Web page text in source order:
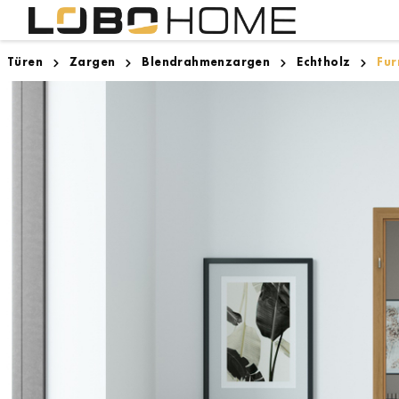
Innentüren Zargen
Designboden
Lighthouse Bremen
Türen Zargen Blendrahmenzargen Echtholz